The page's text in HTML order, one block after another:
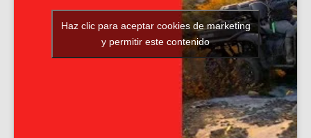
Haz clic para aceptar cookies de marketing
y permitir este contenido